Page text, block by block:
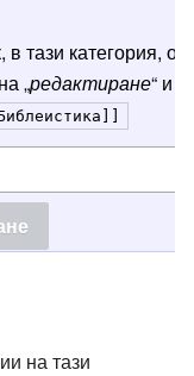
тази категория,
„редактиране“ и
на тази